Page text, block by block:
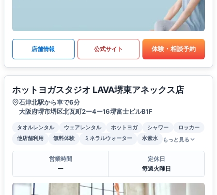
店舗情報 公式サイト 体験・相談予約
ホットヨガスタジオ LAVA堺東アネックス店
石津北駅から車で6分
大阪府堺市堺区北瓦町2ー4ー16堺富士ビルB1F
タオルレンタル ウェアレンタル ホットヨガ シャワー
ロッカー
他店舗利用
無料体験 ミネラルウォーター 水素水 もっと見る
営業時間
ー
定休日
毎週火曜日